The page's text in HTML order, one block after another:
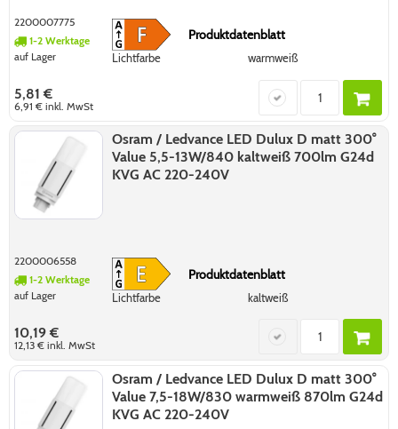
2200007775
1-2 Werktage
auf Lager
Produktdatenblatt
Lichtfarbe warmweiß
5,81 €
6,91 €inkl. MwSt
Osram / Ledvance LED Dulux D matt 300°
Value 5,5-13W/840 kaltweiß 700lm G24d
KVG AC 220-240V
2200006558
1-2 Werktage
auf Lager
Produktdatenblatt
Lichtfarbe kaltweiß
10,19 €
12,13 €inkl. MwSt
Osram / Ledvance LED Dulux D matt 300°
Value 7,5-18W/830 warmweiß 870lm G24d
KVG AC 220-240V